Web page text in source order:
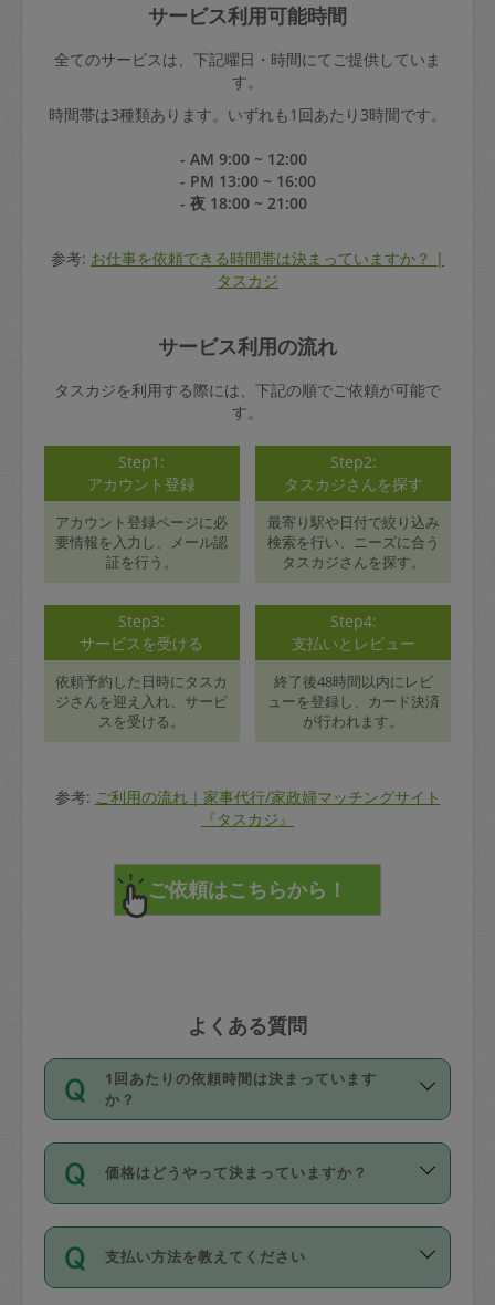
サービス利用可能時間
全てのサービスは、下記曜日・時間にてご提供していま
す。
時間帯は3種類あります。いずれも1回あたり3時間です。
- AM 9:00 ~ 12:00
- PM 13:00 ~ 16:00
- 夜 18:00 ~ 21:00
参考: お仕事を依頼できる時間帯は決まっていますか？ |
タスカジ
サービス利用の流れ
タスカジを利用する際には、下記の順でご依頼が可能で
す。
Step1:
アカウント登録
アカウント登録ページに必
要情報を入力し、メール認
証を行う。
Step2:
タスカジさんを探す
最寄り駅や日付で絞り込み
検索を行い、ニーズに合う
タスカジさんを探す。
Step3:
サービスを受ける
依頼予約した日時にタスカ
ジさんを迎え入れ、サービ
スを受ける。
Step4:
支払いとレビュー
終了後48時間以内にレビ
ューを登録し、カード決済
が行われます。
参考: ご利用の流れ｜家事代行/家政婦マッチングサイト
『タスカジ』
よくある質問
1回あたりの依頼時間は決まっています
か？
依頼1回につき3時間固定です。3時間を
超えて依頼したい場合は、延長機能をご
利用ください。機能をご利用いただくに
の上事前申請することが必要です。な
お、3時間を下回っても、値引き等はござ
価格はどうやって決まっていますか？
11種類の価格帯の中からタスカジさん自
身が価格を選んで設定しています。
タスカジさんの価格設定には最初は制限
支払い方法を教えてください